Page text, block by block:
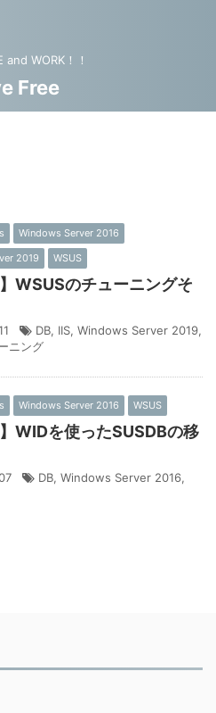
and WORK！！
Free
Windows Server 2016
2019
WSUS
】WSUSのチューニングそ
DB, IIS, Windows Server 2019,
ニング
Windows Server 2016 WSUS
】WIDを使ったSUSDBの移
DB, Windows Server 2016,